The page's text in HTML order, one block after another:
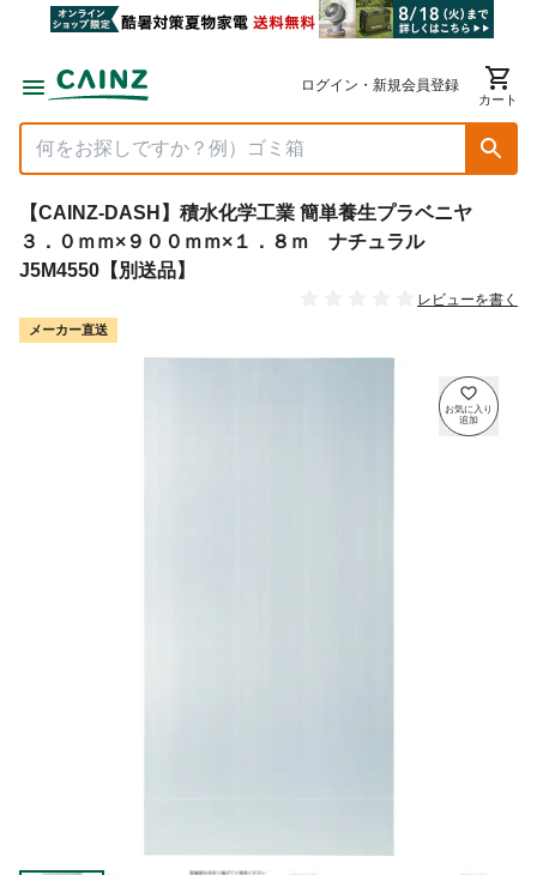
ログイン・新規会員登録
カート
【CAINZ-DASH】積水化学工業 簡単養生プラベニヤ
３．０ｍｍ×９００ｍｍ×１．８ｍ ナチュラル
J5M4550【別送品】
レビューを書く
メーカー直送